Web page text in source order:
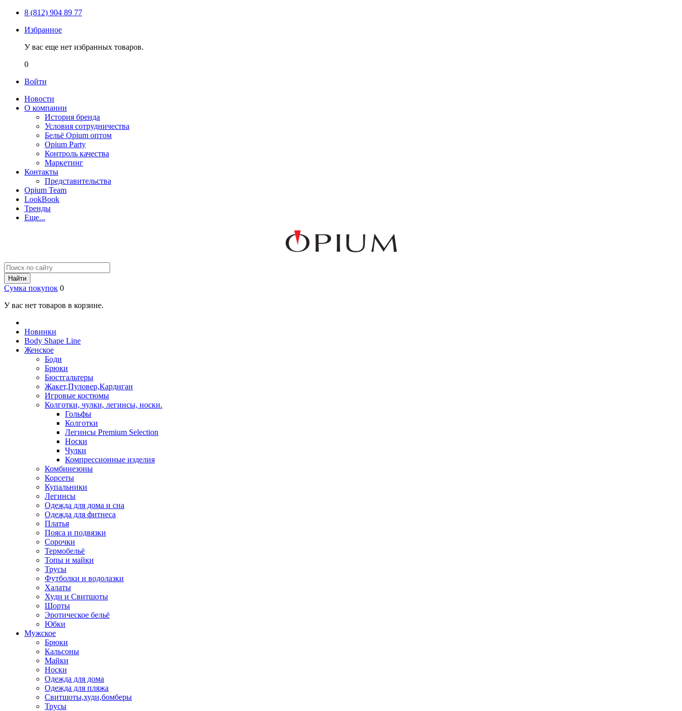
8 (812) 904 89 77
Избранное
У вас еще нет избранных товаров.
0
Войти
Новости
О компании
История бренда
Условия сотрудничества
Бельё Opium оптом
Opium Party
Контроль качества
Маркетинг
Контакты
Представительства
Opium Team
LookBook
Тренды
Еще...
Найти
Сумка покупок 0
У вас нет товаров в корзине.
Новинки
Body Shape Line
Женское
Боди
Брюки
Бюстгальтеры
Жакет,Пуловер,Кардиган
Игровые костюмы
Колготки, чулки, легинсы, носки.
Гольфы
Колготки
Легинсы Premium Selection
Носки
Чулки
Компрессионные изделия
Комбинезоны
Корсеты
Купальники
Легинсы
Одежда для дома и сна
Одежда для фитнеса
Платья
Пояса и подвязки
Сорочки
Термобельё
Топы и майки
Трусы
Футболки и водолазки
Халаты
Худи и Свитшоты
Шорты
Эротическое бельё
Юбки
Мужское
Брюки
Кальсоны
Майки
Носки
Одежда для дома
Одежда для пляжа
Свитшоты,худи,бомберы
Трусы